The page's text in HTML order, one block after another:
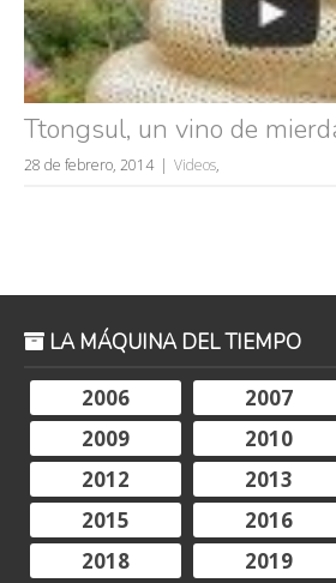
Ttongsul, un vino de
28 de febrero, 2014 Videos,
LA MÁQUINA DEL TIEMPO
2006
2007
2009
2010
2012
2013
2015
2016
2018
2019